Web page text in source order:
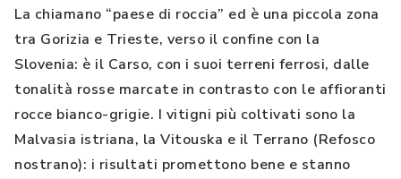
La chiamano “paese di roccia” ed è una piccola zona
tra Gorizia e Trieste, verso il confine con la
Slovenia: è il Carso, con i suoi terreni ferrosi, dalle
tonalità rosse marcate in contrasto con le affioranti
rocce bianco-grigie. I vitigni più coltivati sono la
Malvasia istriana, la Vitouska e il Terrano (Refosco
nostrano): i risultati promettono bene e stanno